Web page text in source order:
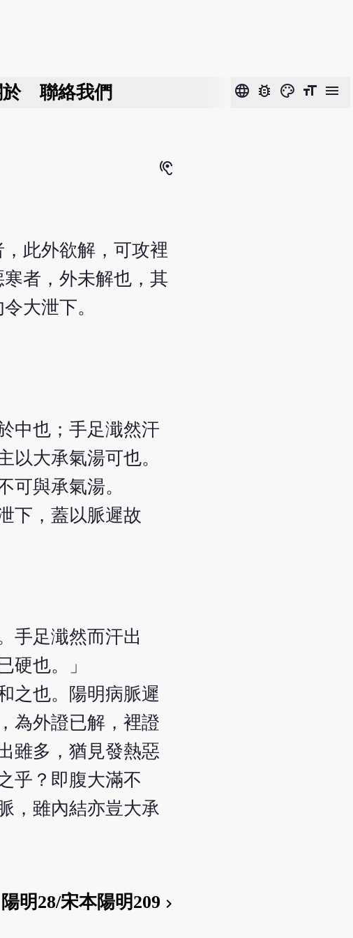
於 聯絡我們 language bug_report color_lens format_size menu
hearing
此外欲解，可攻裡
者，外未解也，其
大泄下。
中也；手足濈然汗
大承氣湯可也。
可與承氣湯。
下，蓋以脈遲故
手足濈然而汗出
硬也。」
之也。陽明病脈遲
為外證已解，裡證
雖多，猶見發熱惡
乎？即腹大滿不
，雖內結亦豈大承
陽明28/宋本陽明209 chevron_right